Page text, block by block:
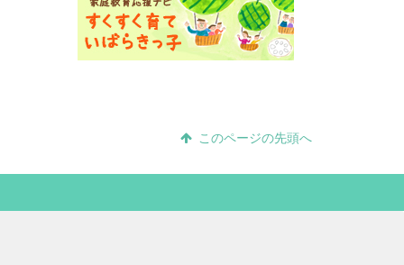
このページの先頭へ